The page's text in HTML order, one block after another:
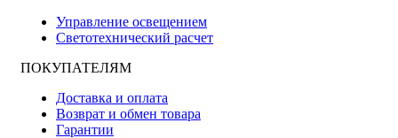
Управление освещением
Светотехнический расчет
ПОКУПАТЕЛЯМ
Доставка и оплата
Возврат и обмен товара
Гарантии